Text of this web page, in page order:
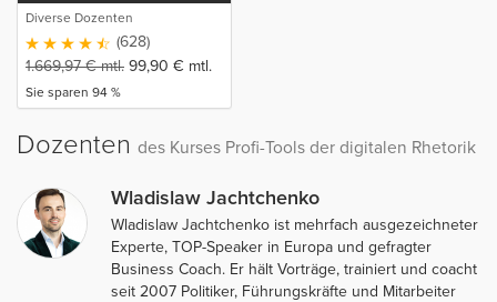
Diverse Dozenten
(628)
1.669,97€mtl. 99,90 € mtl.
Sie sparen 94 %
Dozenten des Kurses Profi-Tools der digitalen Rhetorik
Wladislaw Jachtchenko
Wladislaw Jachtchenko ist mehrfach ausgezeichneter
Experte, TOP-Speaker in Europa und gefragter
Business Coach. Er hält Vorträge, trainiert und coacht
seit 2007 Politiker, Führungskräfte und Mitarbeiter